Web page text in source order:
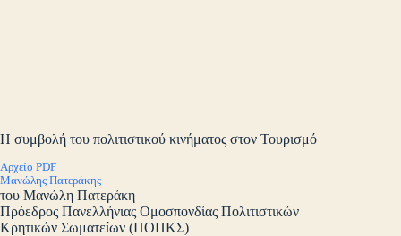
Η συμβολή του πολιτιστικού κινήματος στον Τουρισμό
Αρχείο PDF
Μανώλης Πατεράκης
του Μανώλη Πατεράκη
Πρόεδρος Πανελλήνιας Ομοσπονδίας Πολιτιστικών
Κρητικών Σωματείων (ΠΟΠΚΣ)